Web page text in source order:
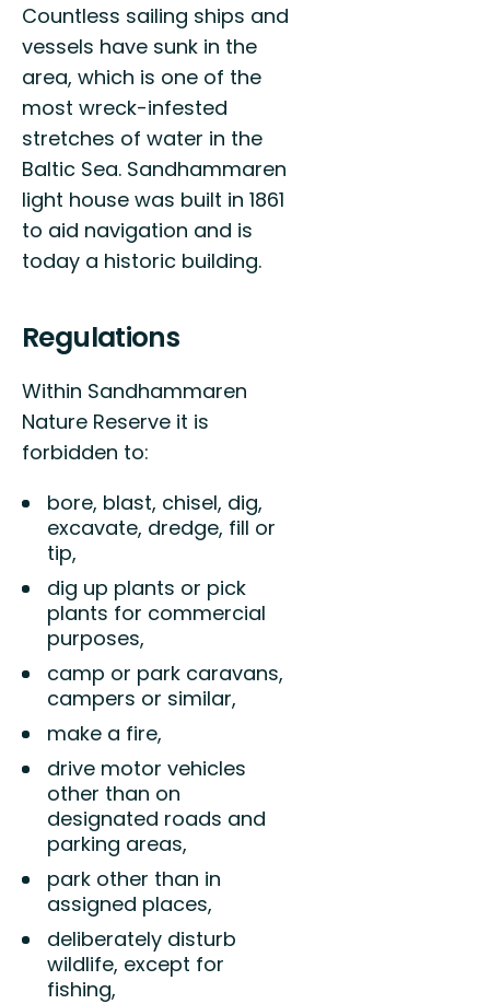
Countless sailing ships and
vessels have sunk in the
area, which is one of the
most wreck-infested
stretches of water in the
Baltic Sea. Sandhammaren
light house was built in 1861
to aid navigation and is
today a historic building.
Regulations
Within Sandhammaren
Nature Reserve it is
forbidden to:
bore, blast, chisel, dig,
excavate, dredge, fill or
tip,
dig up plants or pick
plants for commercial
purposes,
camp or park caravans,
campers or similar,
make a fire,
drive motor vehicles
other than on
designated roads and
parking areas,
park other than in
assigned places,
deliberately disturb
wildlife, except for
fishing,